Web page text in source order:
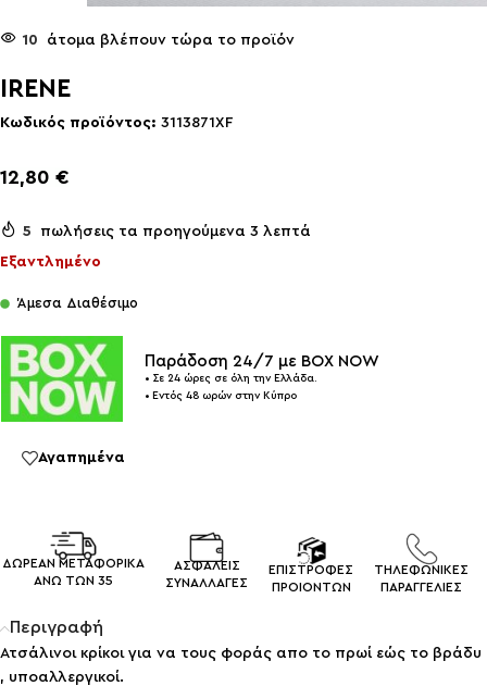
10 άτομα βλέπουν τώρα το προϊόν
IRENE
Κωδικός προϊόντος: 3113871XF
12,80 €
5
πωλήσεις τα προηγούμενα 3 λεπτά
Εξαντλημένο
Άμεσα Διαθέσιμο
Παράδοση 24/7 με BOX NOW
• Σε 24 ώρες σε όλη την Ελλάδα.
• Εντός 48 ωρών στην Κύπρο
Αγαπημένα
ΔΩΡΕΑΝ ΜΕΤΑΦΟΡΙΚΑ
ΑΝΩ ΤΩΝ 35
ΑΣΦΑΛΕΙΣ
ΣΥΝΑΛΛΑΓEΣ
ΕΠΙΣΤΡΟΦΕΣ
ΠΡΟΙΟΝΤΩΝ
ΤΗΛΕΦΩΝΙΚΕΣ
ΠΑΡΑΓΓΕΛΙΕΣ
Περιγραφή
Ατσάλινοι κρίκοι για να τους φοράς απο το πρωί εώς το βράδυ
, υποαλλεργικοί.